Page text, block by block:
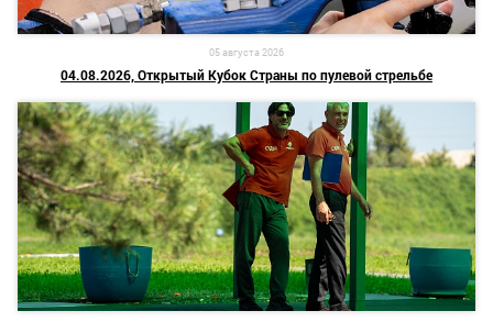
05 августа 2026
04.08.2026, Открытый Кубок Страны по пулевой стрельбе